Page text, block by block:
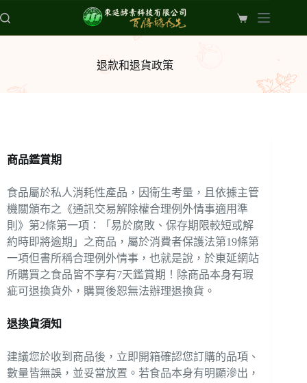
退款和退貨政策
商品鑑賞期
食品屬於私人消耗性產品，因衛生考量，且依據主管
機關頒布之《通訊交易解除權合理例外情事適用準
則》第2條第一項：「易於腐敗、保存期限較短或解
約時即將逾期」之商品，屬於消費者保護法第19條第
一項但書所稱合理例外情事，也就是說，於東延網站
所購買之食品皆不享有7天鑑賞期！除商品本身有瑕
疵可退換貨外，購買後恕無法辦理退換貨。
退換貨須知
建議您於收到商品後，立即開箱確認您訂購的品項、
數量皆無誤，並妥當放置。若食品本身有明顯滲出，